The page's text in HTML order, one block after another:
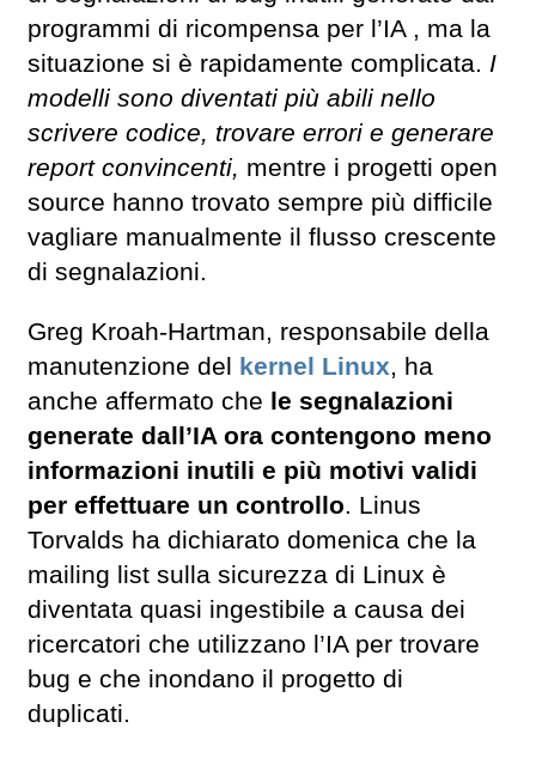
programmi di ricompensa per l’IA , ma la
situazione si è rapidamente complicata. I
modelli sono diventati più abili nello
scrivere codice, trovare errori e generare
report convincenti, mentre i progetti open
source hanno trovato sempre più difficile
vagliare manualmente il flusso crescente
di segnalazioni.
Greg Kroah-Hartman, responsabile della
manutenzione del kernel Linux, ha
anche affermato che le segnalazioni
generate dall’IA ora contengono meno
informazioni inutili e più motivi validi
per effettuare un controllo. Linus
Torvalds ha dichiarato domenica che la
mailing list sulla sicurezza di Linux è
diventata quasi ingestibile a causa dei
ricercatori che utilizzano l’IA per trovare
bug e che inondano il progetto di
duplicati.